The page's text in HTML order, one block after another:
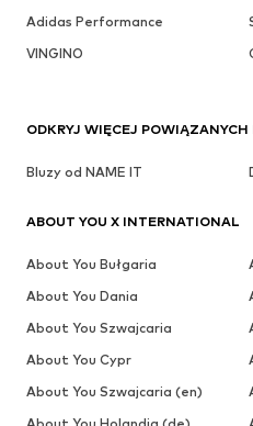
Adidas Performance
VINGINO
ODKRYJ WIĘCEJ POWIĄZANYCH
Bluzy od NAME IT
ABOUT YOU X INTERNATIONAL
About You Bułgaria
About You Dania
About You Szwajcaria
About You Cypr
About You Szwajcaria (en)